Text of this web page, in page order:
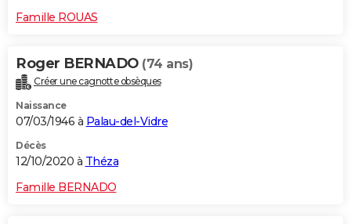
Famille ROUAS
Roger BERNADO (74 ans)
Créer une cagnotte obsèques
Naissance
07/03/1946 à Palau-del-Vidre
Décès
12/10/2020 à Théza
Famille BERNADO